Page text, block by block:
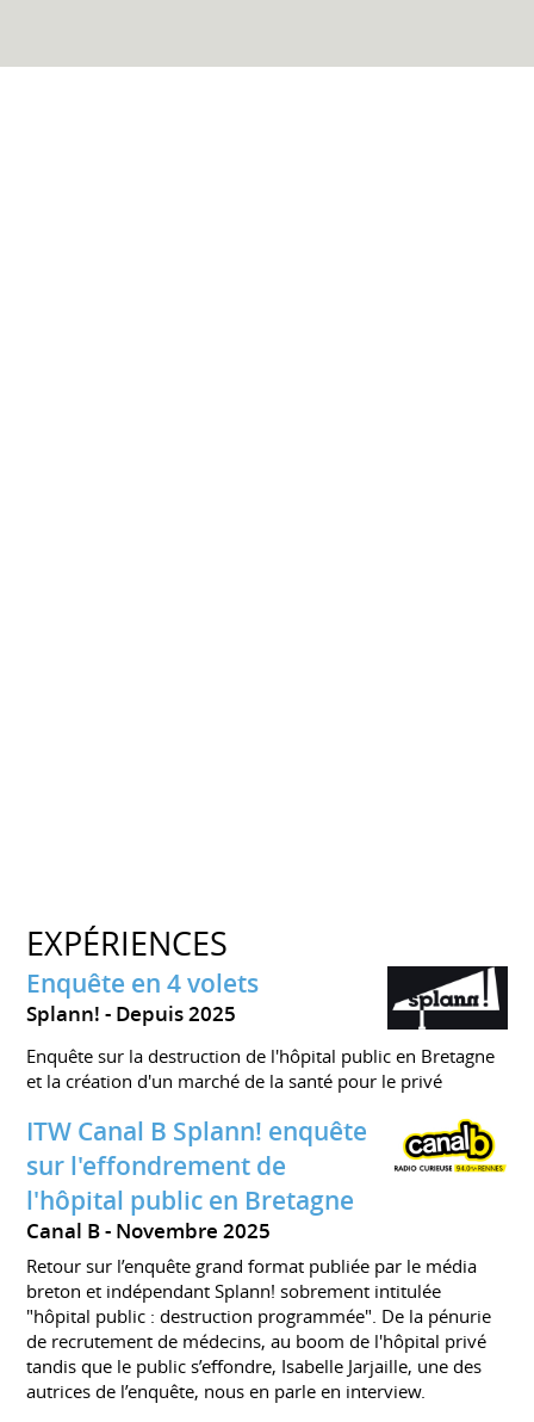
EXPÉRIENCES
Enquête en 4 volets
Splann! Depuis 2025
Enquête sur la destruction de l'hôpital public en Bretagne
et la création d'un marché de la santé pour le privé
ITW Canal B Splann! enquête
sur l'effondrement de
l'hôpital public en Bretagne
Canal B Novembre 2025
Retour sur l’enquête grand format publiée par le média
breton et indépendant Splann! sobrement intitulée
"hôpital public : destruction programmée". De la pénurie
de recrutement de médecins, au boom de l'hôpital privé
tandis que le public s’effondre, Isabelle Jarjaille, une des
autrices de l’enquête, nous en parle en interview.